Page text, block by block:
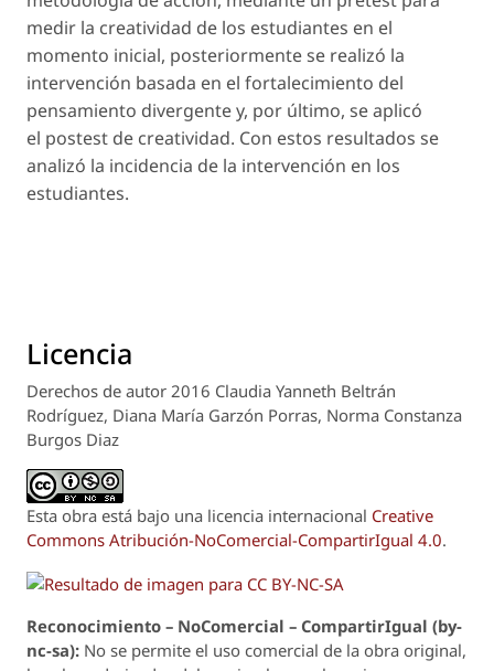
medir la creatividad de los estudiantes en el
momento inicial, posteriormente se realizó la
intervención basada en el fortalecimiento del
pensamiento divergente y, por último, se aplicó
el postest de creatividad. Con estos resultados se
analizó la incidencia de la intervención en los
estudiantes.
Licencia
Derechos de autor 2016 Claudia Yanneth Beltrán
Rodríguez, Diana María Garzón Porras, Norma Constanza
Burgos Diaz
Esta obra está bajo una licencia internacional Creative
Commons Atribución-NoComercial-CompartirIgual 4.0.
Reconocimiento – NoComercial – CompartirIgual (by-
nc-sa): No se permite el uso comercial de la obra original,